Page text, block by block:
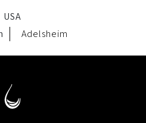
USA
Adelsheim